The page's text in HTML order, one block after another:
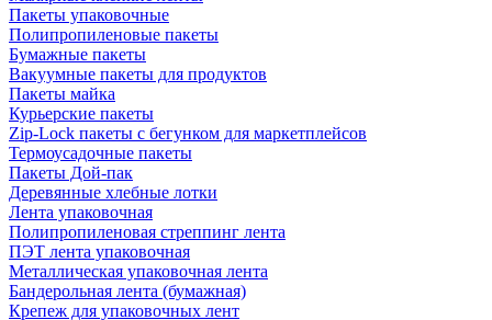
Пакеты упаковочные
Полипропиленовые пакеты
Бумажные пакеты
Вакуумные пакеты для продуктов
Пакеты майка
Курьерские пакеты
Zip-Lock пакеты с бегунком для маркетплейсов
Термоусадочные пакеты
Пакеты Дой-пак
Деревянные хлебные лотки
Лента упаковочная
Полипропиленовая стреппинг лента
ПЭТ лента упаковочная
Металлическая упаковочная лента
Бандерольная лента (бумажная)
Крепеж для упаковочных лент